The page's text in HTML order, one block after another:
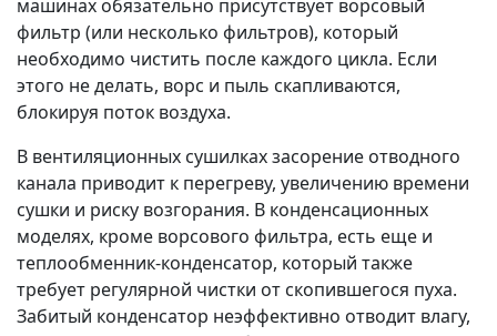
машинах обязательно присутствует ворсовый
фильтр (или несколько фильтров), который
необходимо чистить после каждого цикла. Если
этого не делать, ворс и пыль скапливаются,
блокируя поток воздуха.
В вентиляционных сушилках засорение отводного
канала приводит к перегреву, увеличению времени
сушки и риску возгорания. В конденсационных
моделях, кроме ворсового фильтра, есть еще и
теплообменник-конденсатор, который также
требует регулярной чистки от скопившегося пуха.
Забитый конденсатор неэффективно отводит влагу,